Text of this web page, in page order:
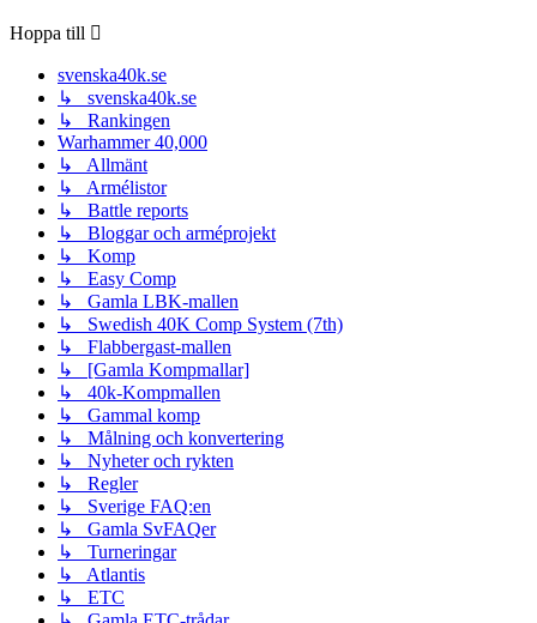
Hoppa till
svenska40k.se
↳ svenska40k.se
↳ Rankingen
Warhammer 40,000
↳ Allmänt
↳ Armélistor
↳ Battle reports
↳ Bloggar och arméprojekt
↳ Komp
↳ Easy Comp
↳ Gamla LBK-mallen
↳ Swedish 40K Comp System (7th)
↳ Flabbergast-mallen
↳ [Gamla Kompmallar]
↳ 40k-Kompmallen
↳ Gammal komp
↳ Målning och konvertering
↳ Nyheter och rykten
↳ Regler
↳ Sverige FAQ:en
↳ Gamla SvFAQer
↳ Turneringar
↳ Atlantis
↳ ETC